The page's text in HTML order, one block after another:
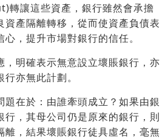
轉讓這些資產，銀行雖然會承擔
資產隔離轉移，從而使資產負債表
，提升市場對銀行的信任。
，明確表示無意設立壞賬銀行，亦
亦無此計劃。
題在於：由誰牽頭成立？如果由銀
行，其母公司仍是原來的銀行，則
離，結果壞賬銀行徒具虛名，毫無